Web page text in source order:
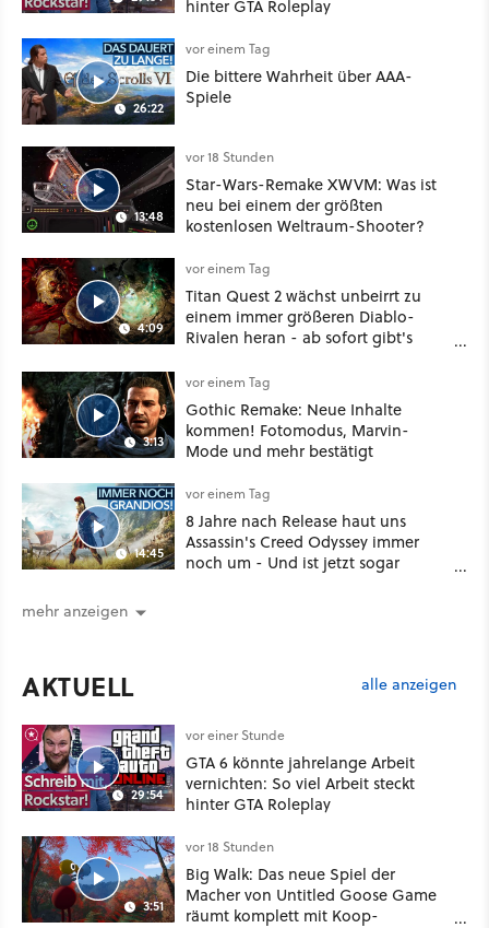
hinter GTA Roleplay
26:22
vor einem Tag
Die bittere Wahrheit über AAA-
Spiele
13:48
vor 18 Stunden
Star-Wars-Remake XWVM: Was ist
neu bei einem der größten
kostenlosen Weltraum-Shooter?
4:09
vor einem Tag
Titan Quest 2 wächst unbeirrt zu
einem immer größeren Diablo-
Rivalen heran - ab sofort gibt's
Klasse
3:13
vor einem Tag
Gothic Remake: Neue Inhalte
kommen! Fotomodus, Marvin-
Mode und mehr bestätigt
14:45
vor einem Tag
8 Jahre nach Release haut uns
Assassin's Creed Odyssey immer
noch um - Und ist jetzt sogar
mehr anzeigen
AKTUELL alle anzeigen
29:54
vor einer Stunde
GTA 6 könnte jahrelange Arbeit
vernichten: So viel Arbeit steckt
hinter GTA Roleplay
3:51
vor 18 Stunden
Big Walk: Das neue Spiel der
Macher von Untitled Goose Game
räumt komplett mit Koop-